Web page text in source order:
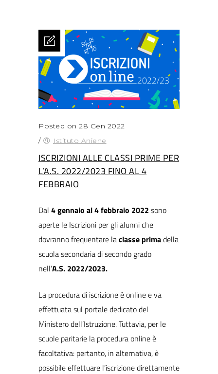
Posted on 28 Gen 2022
/
Istituto Aniene
ISCRIZIONI ALLE CLASSI PRIME PER
L’A.S. 2022/2023 FINO AL 4
FEBBRAIO
Dal 4 gennaio al 4 febbraio 2022 sono
aperte le Iscrizioni per gli alunni che
dovranno frequentare laclasse primadella
scuola secondaria di secondo grado
nell’A.S. 2022/2023.
La procedura di iscrizione è online e va
effettuata sul portale dedicato del
Ministero dell’Istruzione. Tuttavia, per le
scuole paritarie la procedura online è
facoltativa: pertanto, in alternativa, è
possibile effettuare l’iscrizione direttamente